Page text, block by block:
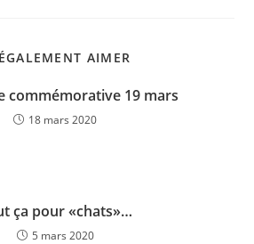
AIMER
commémorative 19 mars
18 mars 2020
ça pour «chats»…
5 mars 2020